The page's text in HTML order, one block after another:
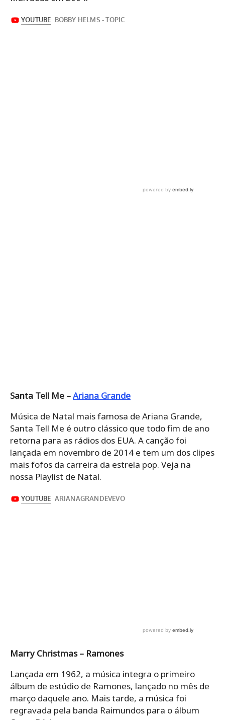
Santa Tell Me –Ariana Grande
Música de Natal mais famosa de Ariana Grande,
Santa Tell Me é outro clássico que todo fim de ano
retorna para as rádios dos EUA. A canção foi
lançada em novembro de 2014 e tem um dos clipes
mais fofos da carreira da estrela pop. Veja na
nossa Playlist de Natal.
Marry Christmas – Ramones
Lançada em 1962, a música integra o primeiro
álbum de estúdio de Ramones, lançado no mês de
março daquele ano. Mais tarde, a música foi
regravada pela banda Raimundos para o álbum